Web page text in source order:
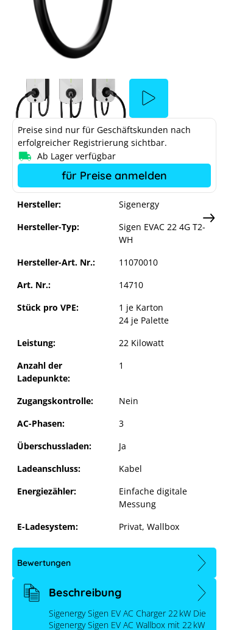
kW 5m Kabel
Cookie-
Hersteller:
Sigenergy
Hersteller-Typ:
Sigen EVAC 22 4G T2-
WH
Hersteller-Art. Nr.:
11070010
Art. Nr.:
14710
Stück pro VPE:
1 je Karton
24 je Palette
Leistung:
22 Kilowatt
Anzahl der
Ladepunkte:
1
Zugangskontrolle:
Nein
AC-Phasen:
3
Überschussladen:
Ja
Ladeanschluss:
Kabel
Energiezähler:
Einfache digitale
Messung
E-Ladesystem:
Privat, Wallbox
Preise sind nur für Geschäftskunden nach
erfolgreicher Registrierung sichtbar.
Ab Lager verfügbar
für Preise anmelden
Bewertungen
Beschreibung
Sigenergy Sigen EV AC Charger 22 kW Die
Sigenergy Sigen EV AC Wallbox mit 22 kW